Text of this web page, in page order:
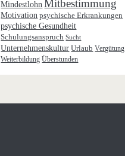
Mindestlohn Mitbestimmung
Motivation psychische Erkrankungen
psychische Gesundheit
Schulungsanspruch Sucht
Unternehmenskultur Urlaub Vergütung
Weiterbildung Überstunden